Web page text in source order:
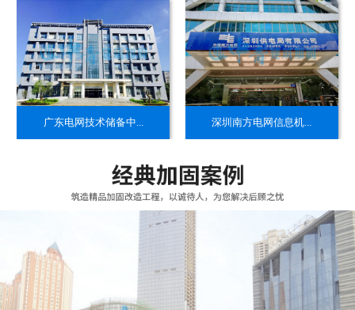
​广东电网技术储备中... ​深圳南方电网信息机...